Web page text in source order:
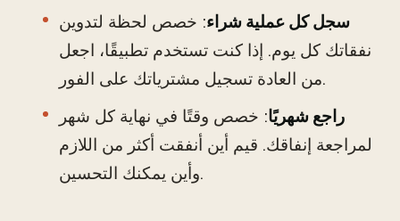
سجل كل عملية شراء: خصص لحظة لتدوين
نفقاتك كل يوم. إذا كنت تستخدم تطبيقًا، اجعل
من العادة تسجيل مشترياتك على الفور.
راجع شهريًا: خصص وقتًا في نهاية كل شهر
لمراجعة إنفاقك. قيم أين أنفقت أكثر من اللازم
وأين يمكنك التحسين.